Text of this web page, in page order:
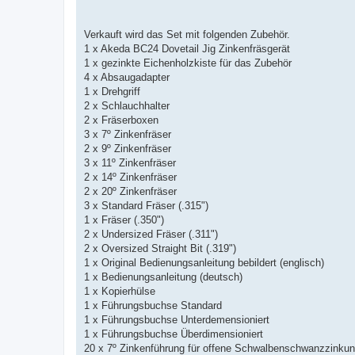
Verkauft wird das Set mit folgenden Zubehör.
1 x Akeda BC24 Dovetail Jig Zinkenfräsgerät
1 x gezinkte Eichenholzkiste für das Zubehör
4 x Absaugadapter
1 x Drehgriff
2 x Schlauchhalter
2 x Fräserboxen
3 x 7º Zinkenfräser
2 x 9º Zinkenfräser
3 x 11º Zinkenfräser
2 x 14º Zinkenfräser
2 x 20º Zinkenfräser
3 x Standard Fräser (.315")
1 x Fräser (.350")
2 x Undersized Fräser (.311")
2 x Oversized Straight Bit (.319")
1 x Original Bedienungsanleitung bebildert (englisch)
1 x Bedienungsanleitung (deutsch)
1 x Kopierhülse
1 x Führungsbuchse Standard
1 x Führungsbuchse Unterdemensioniert
1 x Führungsbuchse Überdimensioniert
20 x 7º Zinkenführung für offene